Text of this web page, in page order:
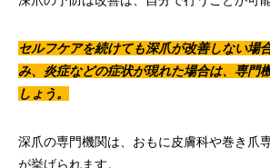
セルフケアを続けても深爪が改善しない場
み、炎症などの症状が現れた場合は、専門
しょう。
深爪の専門機関は、おもに皮膚科や巻き爪
が挙げられます。